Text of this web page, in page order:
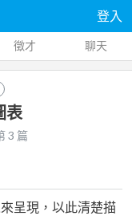
登入
徵才 聊天
表
3 篇
呈現，以此清楚描